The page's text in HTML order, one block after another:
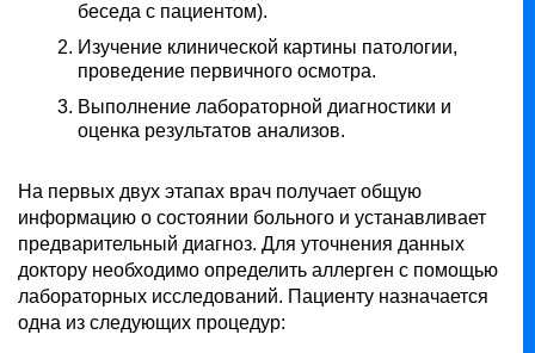
беседа с пациентом).
Изучение клинической картины патологии,
проведение первичного осмотра.
Выполнение лабораторной диагностики и
оценка результатов анализов.
На первых двух этапах врач получает общую
информацию о состоянии больного и устанавливает
предварительный диагноз. Для уточнения данных
доктору необходимо определить аллерген с помощью
лабораторных исследований. Пациенту назначается
одна из следующих процедур: